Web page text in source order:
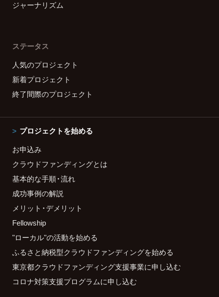
ジャーナリズム
ステータス
人気のプロジェクト
新着プロジェクト
終了間際のプロジェクト
プロジェクトを始める
お申込み
クラウドファンディングとは
基本的な手順・流れ
成功事例の解説
メリット・デメリット
Fellowship
"ローカル"の活動を始める
ふるさと納税型クラウドファンディングを始める
東京都クラウドファンディング支援事業に申し込む
コロナ対策支援プログラムに申し込む